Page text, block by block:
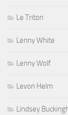
Le Triton
Lenny White
Lenny Wolf
Levon Helm
Lindsey